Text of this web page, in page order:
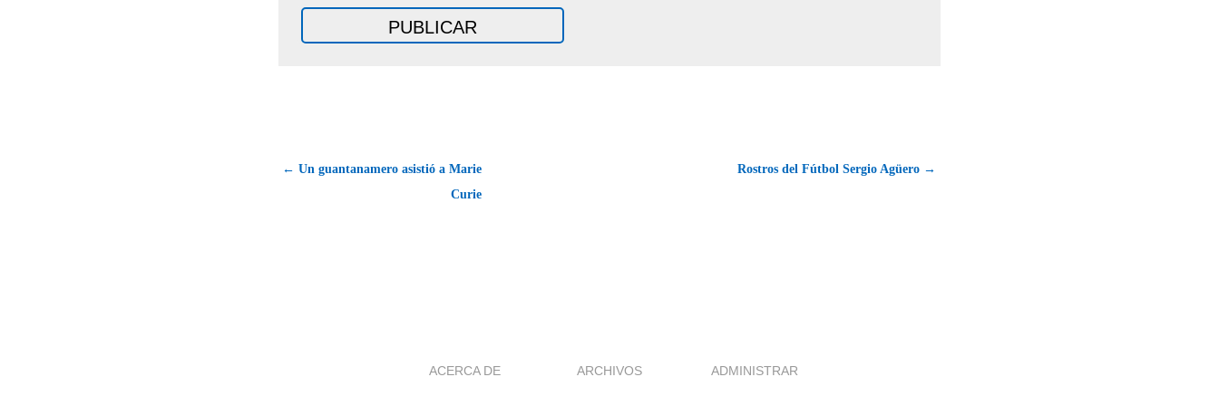
← Un guantanamero asistió a Marie
Curie
Rostros del Fútbol Sergio Agüero →
ACERCA DE ARCHIVOS ADMINISTRAR